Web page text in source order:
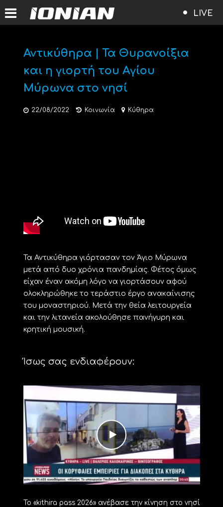
LIVE
Αντικύθηρα | Τα Θυρανοίξια
και η γιορτή του Αγίου
Μύρωνα στο νησί
22/08/2022 Κοινωνία Κύθηρα
Τα Αντικύθηρα γιόρτασαν τον Άγιο Μύρωνα
μετά από δυο χρόνια πανδημίας. Φέτος όμως
είχαν έναν ακόμη λόγο να γιορτάσουν αφού
ολοκληρώθηκε το τεράστιο έργο ανακαίνισης
του μοναστηριού. Μετά την θεία λειτουργεία
και την λιτανεία ακολούθησε πανήγυρη και
κρητική μουσική.
Ίσως σας ενδιαφέρουν:
Το «kithira pass 2026» ανέβασε την κίνηση στο νησί